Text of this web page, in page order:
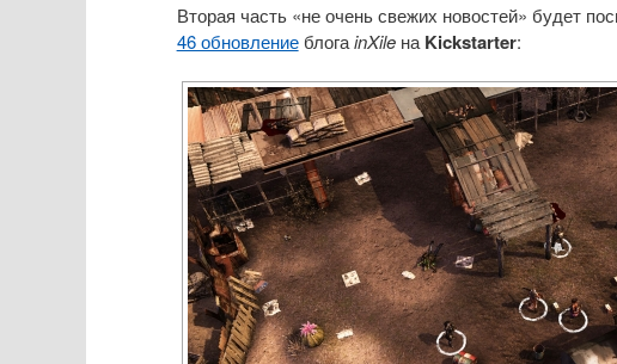
Вторая часть «не очень свежих новостей» будет
46 обновлениеблогаinXileна Kickstarter: